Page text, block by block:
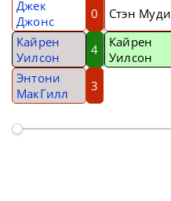
Джек
Джонс
0 Стэн Муди
Кайрен
Уилсон
4
Кайрен
Уилсон
Энтони
МакГилл
3